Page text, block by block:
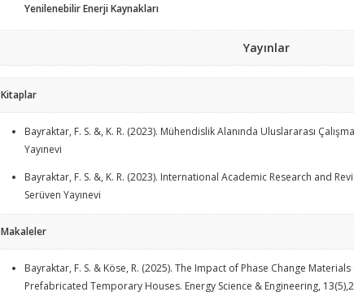
Yenilenebilir Enerji Kaynakları
Yayınlar
Kitaplar
Bayraktar, F. S. &, K. R. (2023). Mühendislik Alanında Uluslararası
Yayınevi
Bayraktar, F. S. &, K. R. (2023). International Academic Research and
Serüven Yayınevi
Makaleler
Bayraktar, F. S. & Köse, R. (2025). The Impact of Phase Change
Prefabricated Temporary Houses. Energy Science & Engineering,